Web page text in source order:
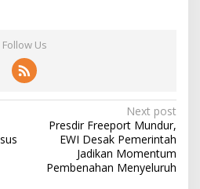
Follow Us
Next post
Presdir Freeport Mundur,
EWI Desak Pemerintah
Jadikan Momentum
Pembenahan Menyeluruh